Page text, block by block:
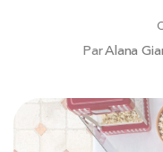
ParAlana